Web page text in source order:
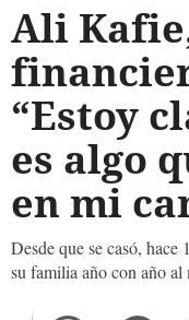
Ali
“Estoy
es algo
en mi
Desde que se casó,
su familia año con año al